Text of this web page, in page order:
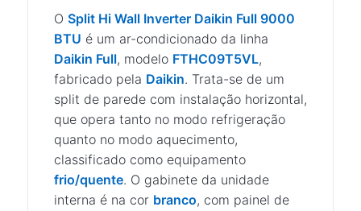
O Split Hi Wall Inverter Daikin Full 9000
BTU é um ar-condicionado da linha
Daikin Full, modelo FTHC09T5VL,
fabricado pela Daikin. Trata-se de um
split de parede com instalação horizontal,
que opera tanto no modo refrigeração
quanto no modo aquecimento,
classificado como equipamento
frio/quente. O gabinete da unidade
interna é na cor branco, com painel de